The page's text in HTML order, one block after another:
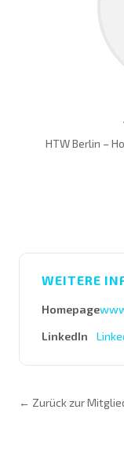
HTW Berlin –
WEITERE
Homepage
LinkedIn
← Zurück zur